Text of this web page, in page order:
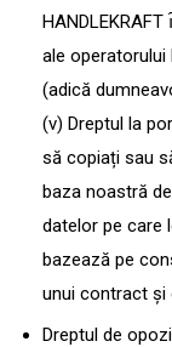
ale operatorului
(adică
(v) Dreptul la
să copiați sau
baza noastră
datelor pe care
bazează pe
unui contract și
Dreptul de